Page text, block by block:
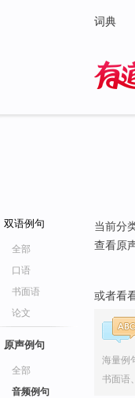
词典
双语例句
全部
口语
书面语
论文
原声例句
全部
音频例句
当前分
查看原
或者看
海量例
书面语